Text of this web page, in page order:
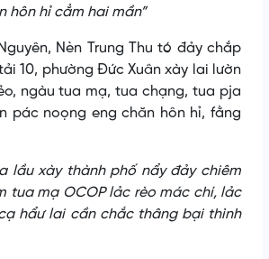
hôn hỉ cẳm hai mần”
Nèn Trung Thu tó đảy chắp
10, phường Đức Xuân xày lai lườn
ngàu tua mạ, tua chạng, tua pja
pác noọng eng chăn hôn hỉ, fằng
lầu xày thành phố nẩy đảy chiêm
tua mạ OCOP lảc rèo mác chí, lảc
hẩư lai cần chắc thâng bại thình